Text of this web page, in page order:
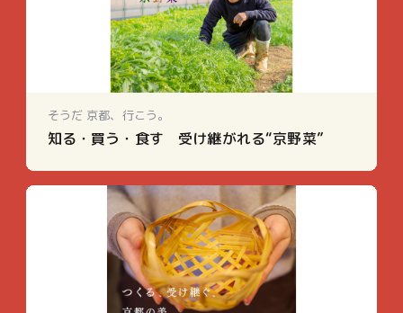
そうだ 京都、行こう。
知る・買う・食す 受け継がれる“京野菜”